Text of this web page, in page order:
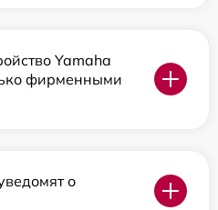
Yamaha
фирменными
о